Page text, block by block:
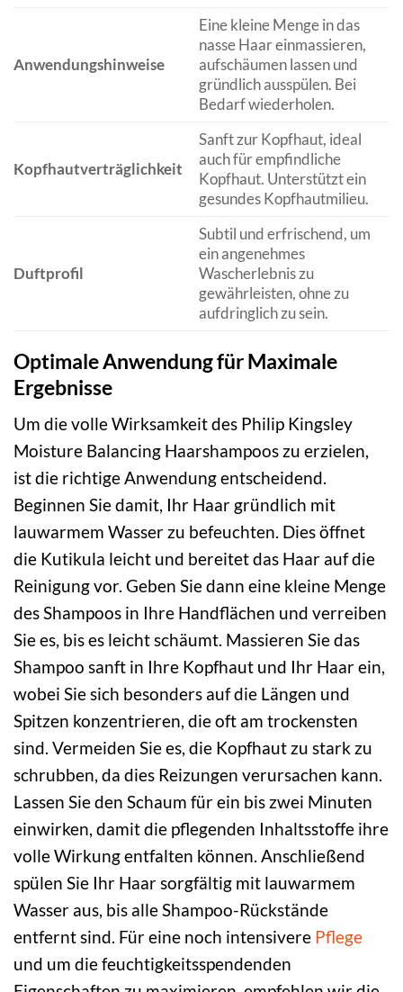
Anwendungshinweise
Eine kleine Menge in das
nasse Haar einmassieren,
aufschäumen lassen und
gründlich ausspülen. Bei
Bedarf wiederholen.
Kopfhautverträglichkeit
Sanft zur Kopfhaut, ideal
auch für empfindliche
Kopfhaut. Unterstützt ein
gesundes Kopfhautmilieu.
Duftprofil
Subtil und erfrischend, um
ein angenehmes
Wascherlebnis zu
gewährleisten, ohne zu
aufdringlich zu sein.
Optimale Anwendung für Maximale
Ergebnisse
Um die volle Wirksamkeit des Philip Kingsley
Moisture Balancing Haarshampoos zu erzielen,
ist die richtige Anwendung entscheidend.
Beginnen Sie damit, Ihr Haar gründlich mit
lauwarmem Wasser zu befeuchten. Dies öffnet
die Kutikula leicht und bereitet das Haar auf die
Reinigung vor. Geben Sie dann eine kleine Menge
des Shampoos in Ihre Handflächen und verreiben
Sie es, bis es leicht schäumt. Massieren Sie das
Shampoo sanft in Ihre Kopfhaut und Ihr Haar ein,
wobei Sie sich besonders auf die Längen und
Spitzen konzentrieren, die oft am trockensten
sind. Vermeiden Sie es, die Kopfhaut zu stark zu
schrubben, da dies Reizungen verursachen kann.
Lassen Sie den Schaum für ein bis zwei Minuten
einwirken, damit die pflegenden Inhaltsstoffe ihre
volle Wirkung entfalten können. Anschließend
spülen Sie Ihr Haar sorgfältig mit lauwarmem
Wasser aus, bis alle Shampoo-Rückstände
entfernt sind. Für eine noch intensivere Pflege
und um die feuchtigkeitsspendenden